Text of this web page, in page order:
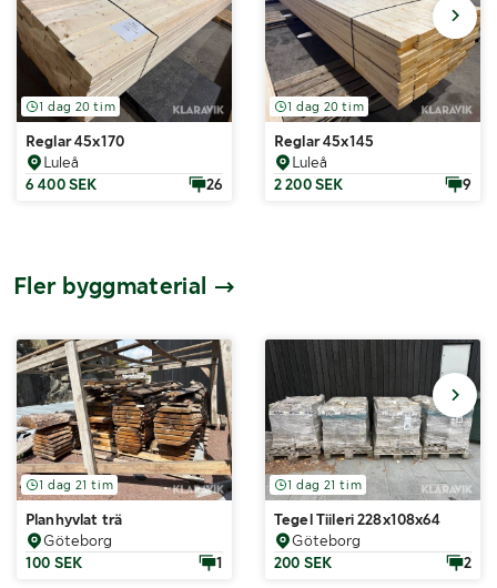
1 dag 20 tim
Reglar 45x170
Luleå
6 400 SEK
26
1 dag 20 tim
Reglar 45x145
Luleå
2 200 SEK
9
Fler byggmaterial
1 dag 21 tim
Planhyvlat trä
Göteborg
100 SEK
1
1 dag 21 tim
Tegel Tiileri 228x108x64
Göteborg
200 SEK
2